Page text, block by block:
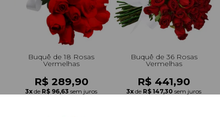
Buquê de 18 Rosas
Vermelhas
R$ 289,90
3x de R$ 96,63 sem juros
Buquê de 36 Rosas
Vermelhas
R$ 441,90
3x de R$ 147,30 sem juros